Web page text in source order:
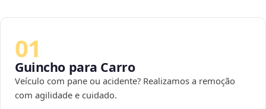
01
Guincho para Carro
Veículo com pane ou acidente? Realizamos a remoção
com agilidade e cuidado.